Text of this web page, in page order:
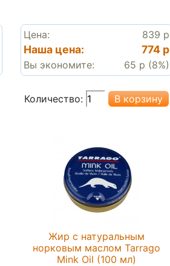
Цена: 839 р
Наша цена: 774 р
Вы экономите: 65 р (8%)
Количество:
Жир с натуральным
норковым маслом Tarrago
Mink Oil (100 мл)